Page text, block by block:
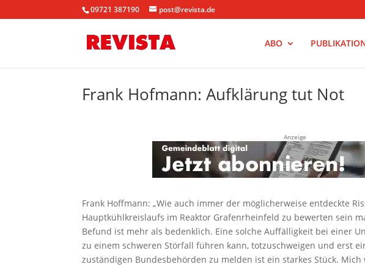
09721 387190 post@revista.de
ABO
Frank Hofmann: Aufklärung tut Not
Anzeige
Frank Hoffmann: „Wie auch immer der möglicherweise entdeckte
Hauptkühlkreislaufs im Reaktor Grafenrheinfeld zu bewerten sein
Befund ist mehr als bedenklich. Eine solche Auffälligkeit bei einer
zu einem schweren Störfall führen kann, totzuschweigen und erst
zuständigen Bundesbehörden zu melden ist ein starkes Stück.